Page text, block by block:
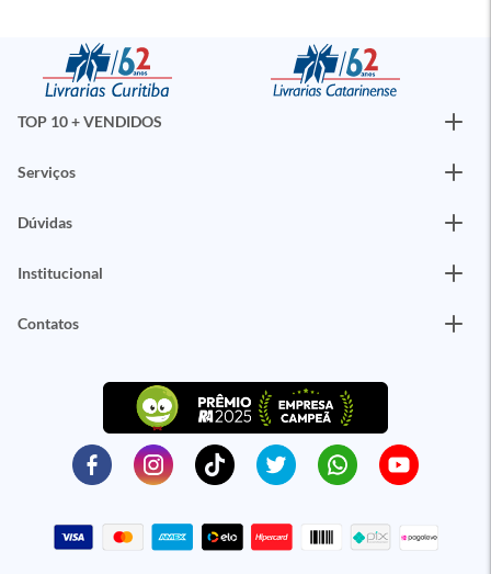
TOP 10 + VENDIDOS
Serviços
Dúvidas
Institucional
Contatos